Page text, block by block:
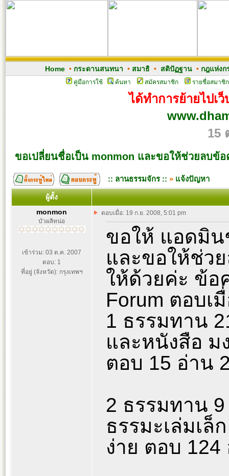
Home• กระดานสนทนา • สมาธิ• สติปัฏฐาน• กฎแห่งก
คู่มือการใช้ ค้นหา สมัครสมาชิก รายชื่อสมาชิก
ได้ทำการย้ายไปเ
15
ขอเปลี่ยนชื่อเป็น monmon และขอให้ช่วยลบข้อ
:: ลานธรรมจักร :: » แจ้งปัญหา
ผู้ตั้ง
monmon
บัวผลิหน่อ
เข้าร่วม: 03 ต.ค. 2007
ตอบ: 1
ที่อยู่ (จังหวัด): กรุงเทพฯ
ตอบเมื่อ: 19 ก.ย. 2008, 5:01 pm
ขอให้ แอดมิน
และขอให้ช่ว
ให้ด้วยค่ะ ข้อ
Forum ตอบเ
1 ธรรมทาน
และหนังสือ ม
ตอบ 15 อ่าน
2 ธรรมทาน
ธรรมะเล่มเ
ง่าย ตอบ 124